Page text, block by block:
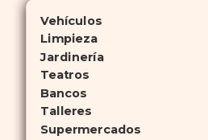
Vehículos
Limpieza
Jardinería
Teatros
Bancos
Talleres
Supermercados